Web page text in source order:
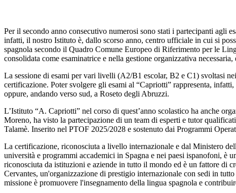
Per il secondo anno consecutivo numerosi sono stati i partecipanti agli
infatti, il nostro Istituto è, dallo scorso anno, centro ufficiale in cui si
spagnola secondo il Quadro Comune Europeo di Riferimento per le
consolidata come esaminatrice e nella gestione organizzativa
La sessione di esami per vari livelli (A2/B1 escolar, B2 e C1) svoltasi
certificazione. Poter svolgere gli esami al “Capriotti” rappresenta,
oppure, andando verso sud, a Roseto degli Abruzzi.
L’Istituto “A. Capriotti” nel corso di quest’anno scolastico ha anche
Moreno, ha visto la partecipazione di un team di esperti e tutor
Talamè. Inserito nel PTOF 2025/2028 e sostenuto dai Programmi
La certificazione, riconosciuta a livello internazionale e dal Ministero
università e programmi accademici in Spagna e nei paesi ispanofoni, è
riconosciuta da istituzioni e aziende in tutto il mondo ed è un fattore di
Cervantes, un'organizzazione di prestigio internazionale con sedi in
missione è promuovere l'insegnamento della lingua spagnola e